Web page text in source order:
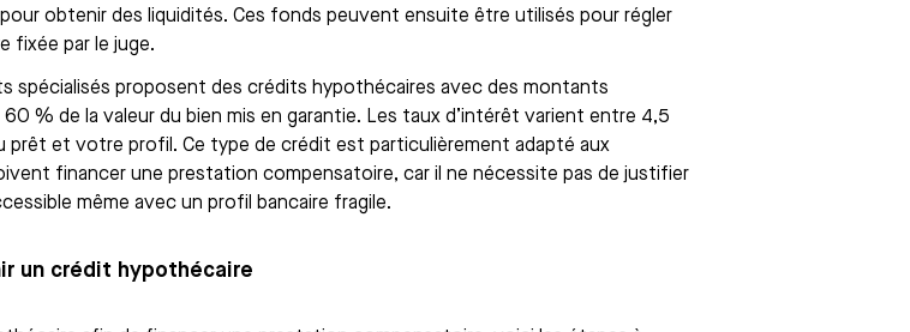
pour obtenir des liquidités. Ces fonds peuvent ensuite être utilisés pour régler
fixée par le juge.
spécialisés proposent des crédits hypothécaires avec des montants
60 % de la valeur du bien mis en garantie. Les taux d’intérêt varient entre 4,5
prêt et votre profil. Ce type de crédit est particulièrement adapté aux
financer une prestation compensatoire, car il ne nécessite pas de justifier
même avec un profil bancaire fragile.
un crédit hypothécaire